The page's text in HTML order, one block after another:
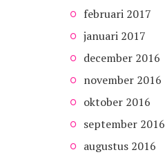
februari 2017
januari 2017
december 2016
november 2016
oktober 2016
september 2016
augustus 2016